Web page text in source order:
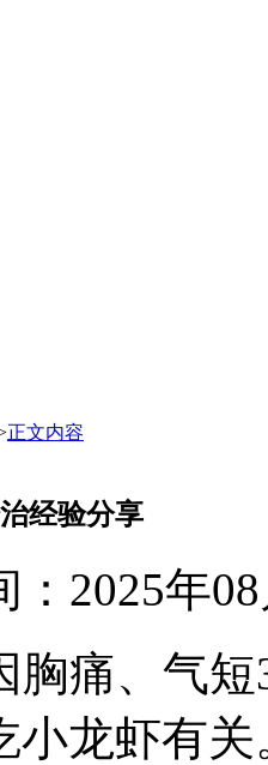
正文内容
经验分享
2025年
胸痛、气
小龙虾有关